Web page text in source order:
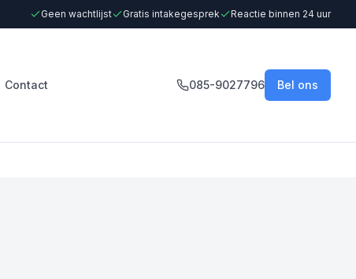
Geen wachtlijst Gratis intakegesprek Reactie binnen 24 uur
Contact 085-9027796 Bel ons